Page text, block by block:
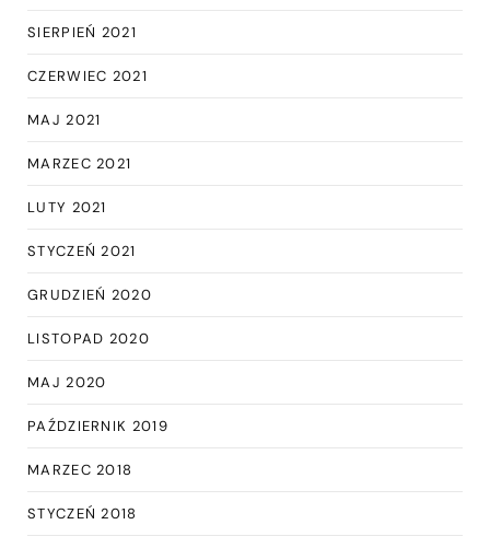
SIERPIEŃ 2021
CZERWIEC 2021
MAJ 2021
MARZEC 2021
LUTY 2021
STYCZEŃ 2021
GRUDZIEŃ 2020
LISTOPAD 2020
MAJ 2020
PAŹDZIERNIK 2019
MARZEC 2018
STYCZEŃ 2018